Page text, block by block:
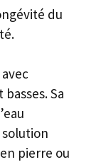
du
Sa
solution
pierre ou